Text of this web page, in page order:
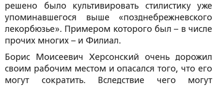
решено было культивировать стилистику уже
упоминавшегося выше «позднебрежневского
лекорбюзье». Примером которого был – в числе
прочих многих – и Филиал.
Борис Моисеевич Херсонский очень дорожил
своим рабочим местом и опасался того, что его
могут сократить. Вследствие чего могут